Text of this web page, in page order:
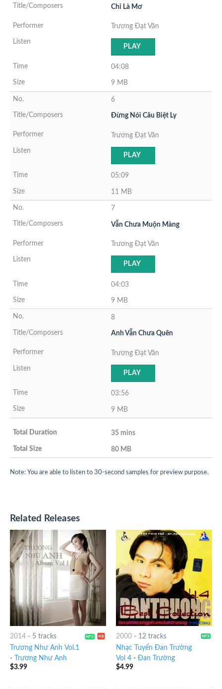
Chỉ Là Mơ
Trương Đạt Văn
PLAY
04:08
9 MB
6
Đừng Nói Câu Biệt Ly
Trương Đạt Văn
PLAY
05:09
11 MB
7
Vẫn Chưa Muộn Màng
Trương Đạt Văn
PLAY
04:03
9 MB
8
Anh Vẫn Chưa Quên
Trương Đạt Văn
PLAY
03:56
9 MB
35 mins
80 MB
Note: You are able to listen to 30-second samples for preview purpose.
Related Releases
2014- 5 tracks
Trương Như Anh Vol.1
-
Trương Như Anh
$3.99
2000- 12 tracks
Nhạc Tuyển Đan Trường
Vol 4- Đan Trường
$4.99